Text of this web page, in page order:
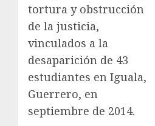
tortura y obstrucción
de la justicia,
vinculados a la
desaparición de 43
estudiantes en Iguala,
Guerrero, en
septiembre de 2014.